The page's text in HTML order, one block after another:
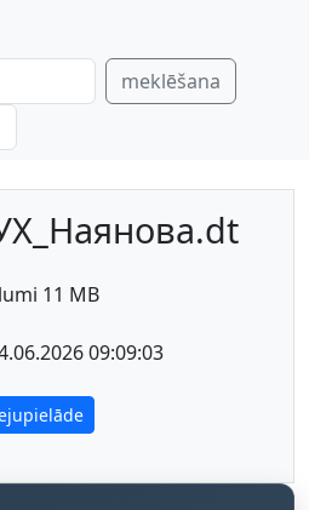
meklēšana
11 MB
09:09:03